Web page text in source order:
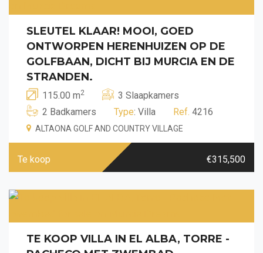
SLEUTEL KLAAR! MOOI, GOED
ONTWORPEN HERENHUIZEN OP DE
GOLFBAAN, DICHT BIJ MURCIA EN DE
STRANDEN.
115.00 m2
3 Slaapkamers
2 Badkamers
Type: Villa Ref. 4216
ALTAONA GOLF AND COUNTRY VILLAGE
Te koop €315,500
TE KOOP VILLA IN EL ALBA, TORRE -